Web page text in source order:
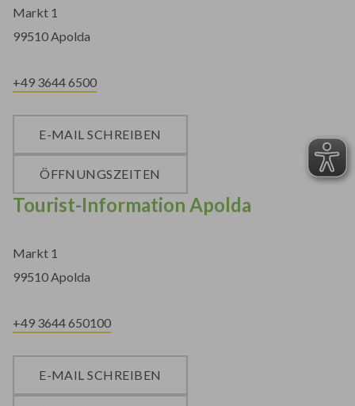
Markt 1
99510 Apolda
+49 3644 6500
E-MAIL SCHREIBEN
ÖFFNUNGSZEITEN
Tourist-Information Apolda
Markt 1
99510 Apolda
+49 3644 650100
E-MAIL SCHREIBEN